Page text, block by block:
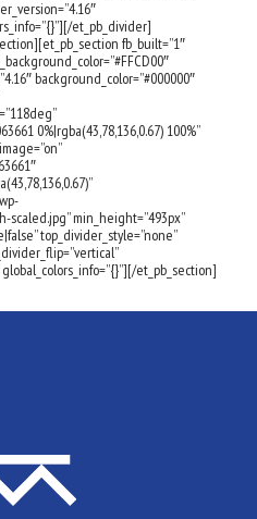
et_pb_divider]
fb_built=”1″
background_color=”#000000″
0%|rgba(43,78,136,0.67) 100%”
min_height=”493px”
top_divider_style=”none”
et_pb_section]